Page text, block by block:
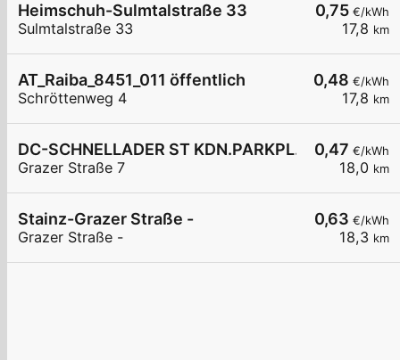
0,75 €/kWh
17,8 km
Heimschuh-Sulmtalstraße 33
Sulmtalstraße 33
0,48 €/kWh
17,8 km
AT_Raiba_8451_011 öffentlich
Schröttenweg 4
0,47 €/kWh
18,0 km
DC-SCHNELLADER ST KDN.PARKPL.1
Grazer Straße 7
0,63 €/kWh
18,3 km
Stainz-Grazer Straße -
Grazer Straße -